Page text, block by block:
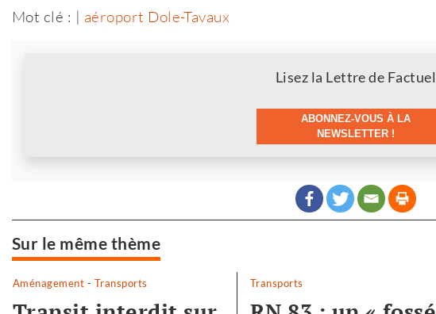
Mot clé : | aéroport Dole-Tavaux
Lisez la Lettre de Factuel
ABONNEZ-VOUS À LA
NEWSLETTER !
Sur le même thème
Aménagement - Transports Transports